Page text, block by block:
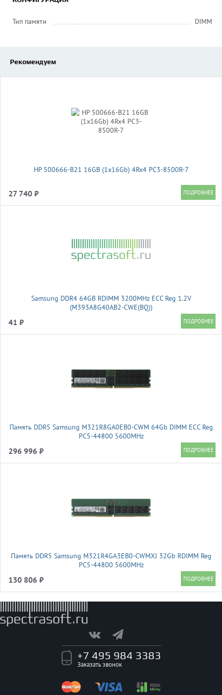
Тип памяти DIMM
Рекомендуем
HP 500666-B21 16GB (1x16Gb) 4Rx4 PC3-8500R-7
27 740 ₽
Samsung DDR4 64GB RDIMM 3200MHz ECC Reg 1.2V
(M393A8G40AB2-CWE(BQ))
41 ₽
Память DDR5 Samsung M321R8GA0EB0-CWM 64Gb DIMM ECC Reg
PC5-44800 5600MHz
296 996 ₽
Память DDR5 Samsung M321R4GA3EB0-CWMXJ 32Gb RDIMM Reg
PC5-44800 5600MHz
130 806 ₽
+7 495 984 3383
Заказать звонок